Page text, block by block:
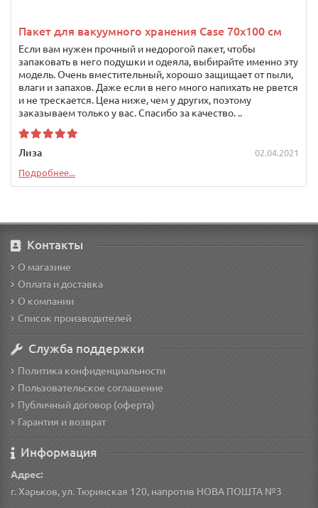
Пакет для вакуумного хранения Case 70x100 см
Если вам нужен прочный и недорогой пакет, чтобы
запаковать в него подушки и одеяла, выбирайте именно эту
модель. Очень вместительный, хорошо защищает от пыли,
влаги и запахов. Даже если в него много напихать не рвется
и не трескается. Цена ниже, чем у других, поэтому
заказываем только у вас. Спасибо за качество. ..
Лиза
02.04.2021
Подробнее...
Контакты
О магазине
Оплата и доставка
О компании
Список производителей
Служба поддержки
Политика конфиденциальности
Пользовательское соглашение
Публичный договор (оферта)
Гарантия и возврат
Информация
Адрес:
г. Харьков, ул. Тюринская 120, напротив НОВА ПОШТА №3